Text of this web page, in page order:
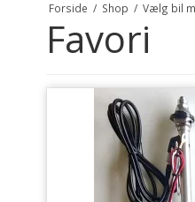
Forside / Shop / Vælg bil
Favori